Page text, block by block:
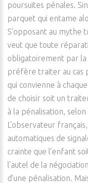
poursuites pénales.
parquet qui entame
S’opposant au mythe
veut que toute
obligatoirement par la
préfère traiter au cas
qui convienne à
de choisir soit un
à la pénalisation,
L’observateur
automatiques de
crainte que l’enfant
l’autel de la
d’une pénalisation.